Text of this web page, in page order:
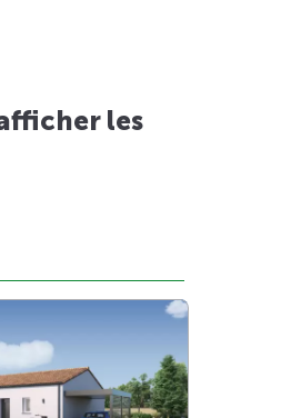
les